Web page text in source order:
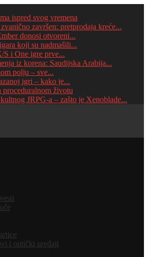
ispred svog vremena
završen: pretprodaja kreće...
donosi otvoreni...
koji su nadmašili...
i One igre prve...
iz korena: Saudijska Arabija...
polju – sve...
igri – kako je...
životu
JRPG-a – zašto je Xenoblade...
i optički uređaji